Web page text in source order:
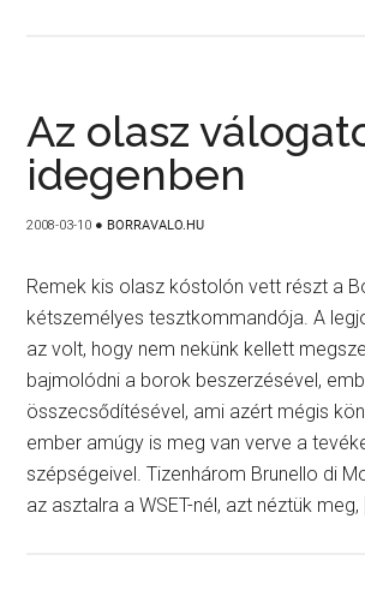
Az olasz
idegenben
2008-03-10 ● BORRAVALO.HU
Remek kis olasz kóstolón vett részt a
kétszemélyes tesztkommandója. A
az volt, hogy nem nekünk kellett
bajmolódni a borok beszerzésével,
összecsődítésével, ami azért mégis
ember amúgy is meg van verve a
szépségeivel. Tizenhárom Brunello di
az asztalra a WSET-nél, azt néztük meg,